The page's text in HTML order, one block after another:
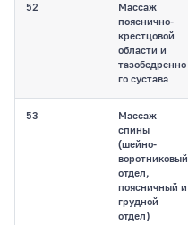
52
Массаж
пояснично-
крестцовой
области и
тазобедренно
го сустава
53
Массаж
спины
(шейно-
воротниковый
отдел,
поясничный и
грудной
отдел)